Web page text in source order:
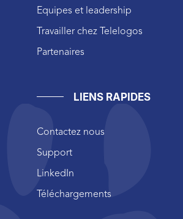
Equipes et leadership
Travailler chez Telelogos
Partenaires
LIENS RAPIDES
Contactez nous
Support
LinkedIn
Téléchargements